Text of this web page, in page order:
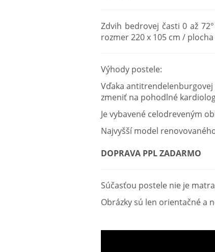
Zdvih bedrovej časti 0 až
rozmer 220 x 105 cm /
Výhody postele:
Vďaka
zmeniť na pohodlné
Je vybavené celodreveným
Najvyšší model
DOPRAVA PPL ZADARMO
Súčasťou postele nie je
Obrázky sú len orientačné a